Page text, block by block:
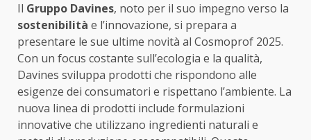
Il Gruppo Davines, noto per il suo impegno verso la
sostenibilità e l’innovazione, si prepara a
presentare le sue ultime novità al Cosmoprof 2025.
Con un focus costante sull’ecologia e la qualità,
Davines sviluppa prodotti che rispondono alle
esigenze dei consumatori e rispettano l’ambiente. La
nuova linea di prodotti include formulazioni
innovative che utilizzano ingredienti naturali e